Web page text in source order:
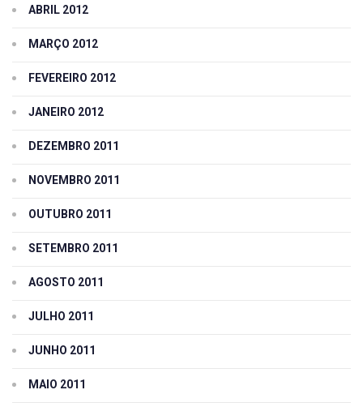
ABRIL 2012
MARÇO 2012
FEVEREIRO 2012
JANEIRO 2012
DEZEMBRO 2011
NOVEMBRO 2011
OUTUBRO 2011
SETEMBRO 2011
AGOSTO 2011
JULHO 2011
JUNHO 2011
MAIO 2011